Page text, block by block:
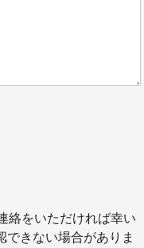
絡をいただければ幸い
できない場合がありま